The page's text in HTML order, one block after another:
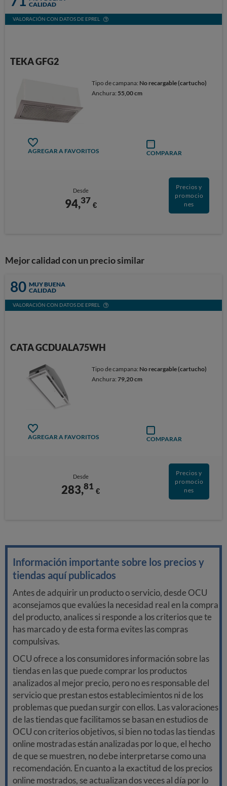
CALIDAD
VALORACIÓN CON DATOS DE EPREL
TEKA GFG2
Tipo de campana: No recargable (cartucho)
Anchura: 55,00 cm
AGREGAR A FAVORITOS COMPARAR
Desde
94,37 €
Precios y
promocio
nes
Mejor calidad con un precio similar
80 MUY BUENA
CALIDAD
VALORACIÓN CON DATOS DE EPREL
CATA GCDUALA75WH
Tipo de campana: No recargable (cartucho)
Anchura:79,20 cm
AGREGAR A FAVORITOS COMPARAR
Desde
283,81 €
Precios y
promocio
nes
Información importante sobre los precios y
tiendas aquí publicados
Antes de adquirir un producto o servicio, desde OCU
aconsejamos que evalúes la necesidad real en la compra
del producto, analices si responde a los criterios que te
has marcado y de esta forma evites las compras
compulsivas.
OCU ofrece a los consumidores información sobre las
tiendas en las que puede comprar los productos
analizados al mejor precio, pero no es responsable del
servicio que prestan estos establecimientos ni de los
problemas que puedan surgir con ellos. Las valoraciones
de las tiendas que facilitamos se basan en estudios de
OCU con criterios objetivos, si bien no todas las tiendas
online mostradas están analizadas por lo que, el hecho
de que se muestren, no debe interpretarse como una
recomendación. En cuanto a la exactitud de los precios
online mostrados, se actualizan dos veces al día por lo